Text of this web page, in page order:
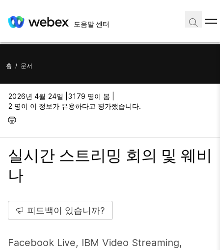
도움말 센터
홈 / 문서
2026년 4월 24일 | 3179 명이 봄 |
2 명이 이 정보가 유용하다고 평가했습니다.
실시간 스트리밍 회의 및 웨비
나
피드백이 있습니까?
Facebook Live, IBM Video Streaming,